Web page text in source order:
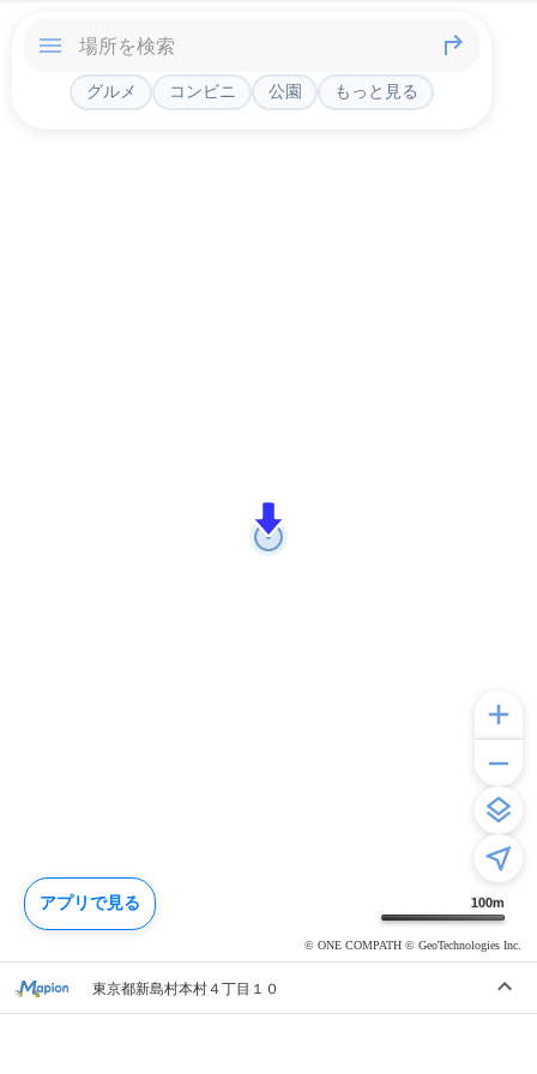
100m
© ONE COMPATH © GeoTechnologies Inc.
グルメ コンビニ 公園 もっと見る
東京都新島村本村４丁目１０
アプリで見る